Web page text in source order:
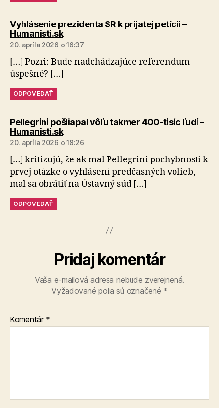
Vyhlásenie prezidenta SR k prijatej petícii –
Humanisti.skhovorí:
20. apríla 2026 o 16:37
[…] Pozri: Bude nadchádzajúce referendum
úspešné? […]
ODPOVEDAŤ
Pellegrini pošliapal vôľu takmer 400-tisíc ľudí –
Humanisti.skhovorí:
20. apríla 2026 o 18:26
[…] kritizujú, že ak mal Pellegrini pochybnosti k
prvej otázke o vyhlásení predčasných volieb,
mal sa ob­rá­tiť na Ústavný súd […]
ODPOVEDAŤ
Pridaj komentár
Vaša e-mailová adresa nebude zverejnená.
Vyžadované polia sú označené *
Komentár *